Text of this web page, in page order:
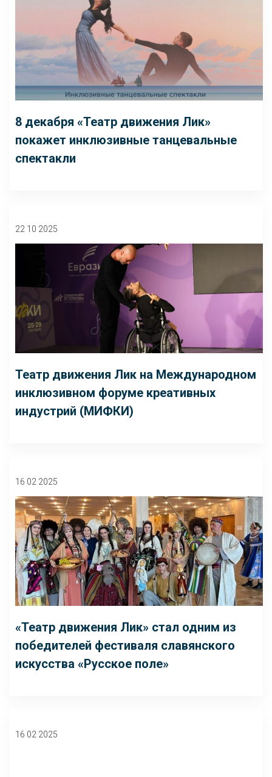
8 декабря «Театр движения Лик»
покажет инклюзивные танцевальные
спектакли
22 10 2025
Театр движения Лик на Международном
инклюзивном форуме креативных
индустрий (МИФКИ)
16 02 2025
«Театр движения Лик» стал одним из
победителей фестиваля славянского
искусства «Русское поле»
16 02 2025